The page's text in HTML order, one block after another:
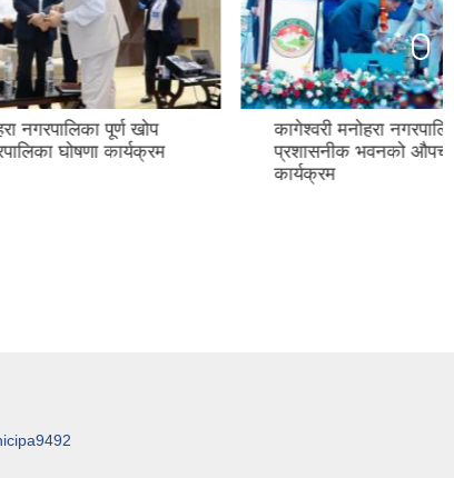
कागेश्वरी मनोहरा नगरपालिकाको
प्रशासनीक भवनको औपचारिक उद्घाटन